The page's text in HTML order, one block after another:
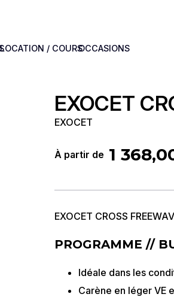
LOCATION / COURSOCCASIONS
EXOCET
EXOCET
À partir de 1
EXOCET CROSS
PROGRAMME //
Idéale dans les
Carène en léger VE